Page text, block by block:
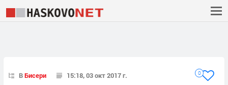
ВБисери 15:18, 03 окт 2017 г. 0